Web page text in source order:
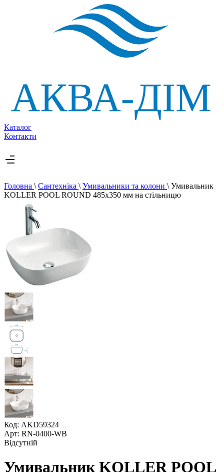
Каталог
Контакти
Головна \ Сантехніка \ Умивальники та колони \ Умивальник
KOLLER POOL ROUND 485х350 мм на стільницю
Код: AKD59324
Арт: RN-0400-WB
Відсутній
Умивальник KOLLER POOL